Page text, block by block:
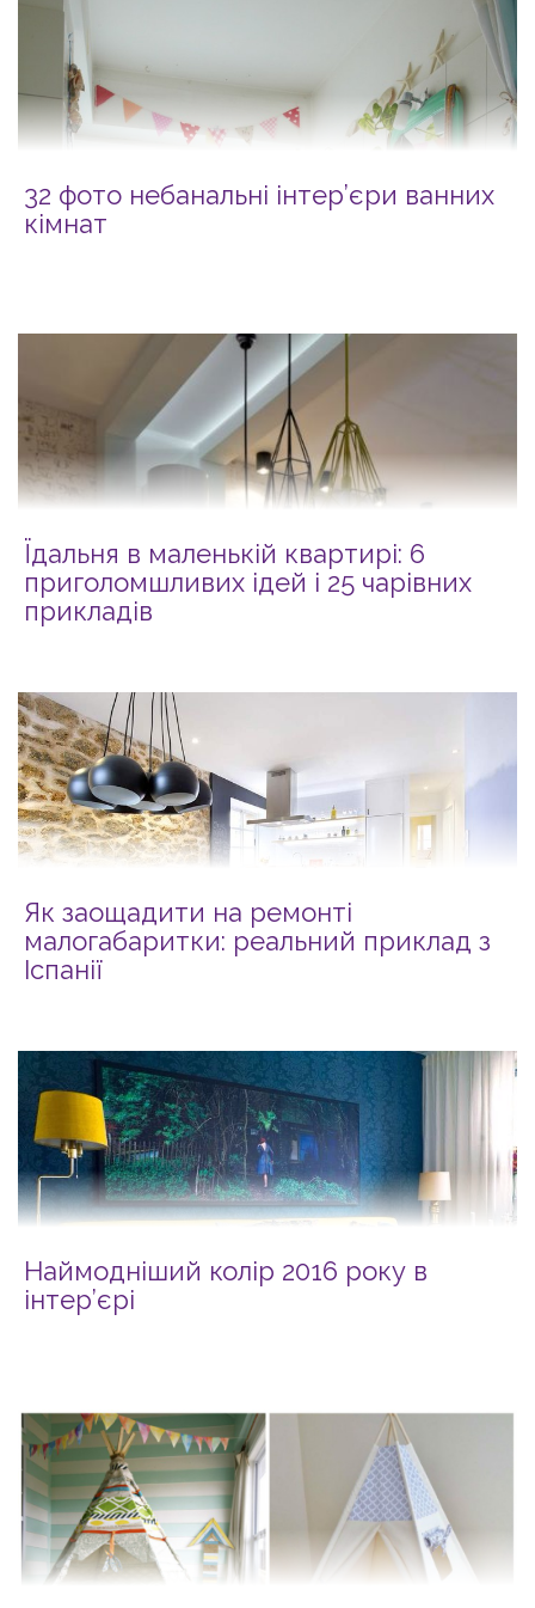
32 фото небанальні інтер’єри ванних
кімнат
Їдальня в маленькій квартирі: 6
приголомшливих ідей і 25 чарівних
прикладів
Як заощадити на ремонті
малогабаритки: реальний приклад з
Іспанії
Наймодніший колір 2016 року в
інтер’єрі